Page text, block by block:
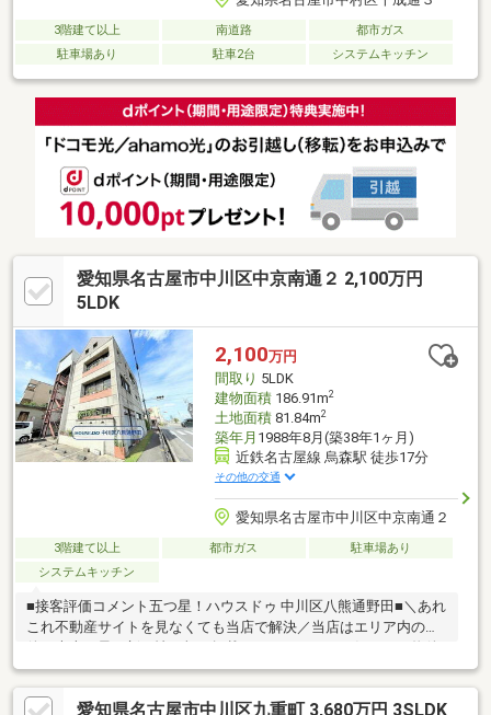
3階建て以上 南道路
都市ガス
駐車場あり
駐車2台 システムキッチン
愛知県名古屋市中川区中京南通２ 2,100万円
5LDK
2,100万円
間取り 5LDK
建物面積186.91m2
土地面積81.84m2
築年月 1988年8月(築38年1ヶ月)
近鉄名古屋線 烏森駅 徒歩17分
その他の交通
愛知県名古屋市中川区中京南通２
3階建て以上 都市ガス
駐車場あり
システムキッチン
■接客評価コメント五つ星！ハウスドゥ 中川区八熊通野田■＼あれ
これ不動産サイトを見なくても当店で解決／当店はエリア内の物
件の大半を最・新・情・報で掲載！ほかのページで気になる物件
もご相談ください。◆常磐小学校/長良中学校◆近隣に駐車スペー
スあり（有料）◆バス停が近い！◆広々とした玄関！※写真をク
リックすると、詳細をご覧いただけます。＝＝＝＝＝＝＝＝＝＝
愛知県名古屋市中川区九重町 3,680万円 3SLDK